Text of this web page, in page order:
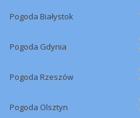
Pogoda Białystok
Pogoda Gdynia
Pogoda Rzeszów
Pogoda Olsztyn